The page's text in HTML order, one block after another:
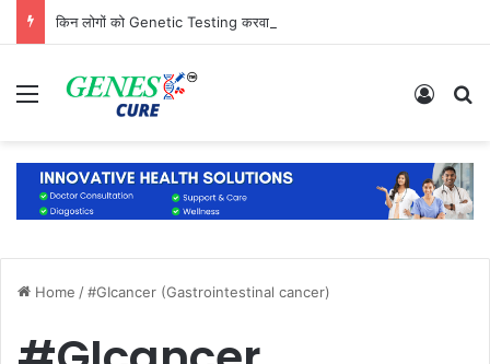
Menu Log In
Home /#GIcancer (Gastrointestinal cancer)